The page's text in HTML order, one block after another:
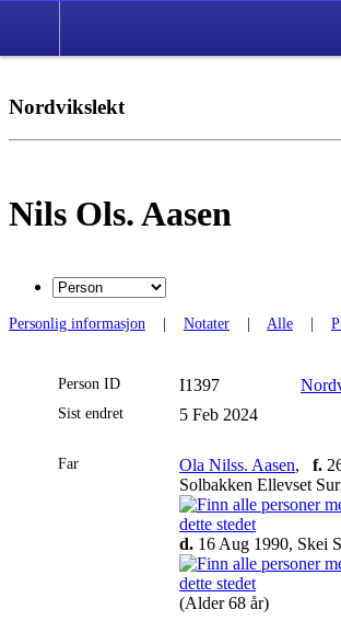
Nordvikslekt
Nils Ols. Aasen
Personlig informasjon Notater Alle
Person ID I1397
Sist endret 5 Feb 2024
Far Ola Nilss. Aasen, f.
Solbakken Ellevset
d. 16 Aug 1990, Skei
(Alder 68 år)